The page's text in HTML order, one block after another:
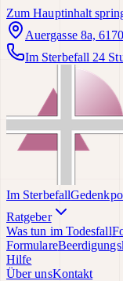
Zum Hauptinhalt
Auergasse 8a,
Im Sterbefall 24
Im Sterbefall
Ratgeber
Was tun im Todesfall
Formulare
Hilfe
Über unsKontakt